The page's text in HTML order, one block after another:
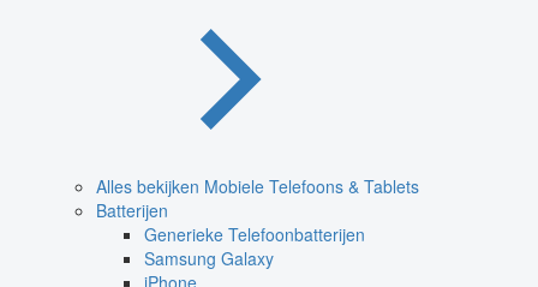
Alles bekijken Mobiele Telefoons & Tablets
Batterijen
Generieke Telefoonbatterijen
Samsung Galaxy
iPhone